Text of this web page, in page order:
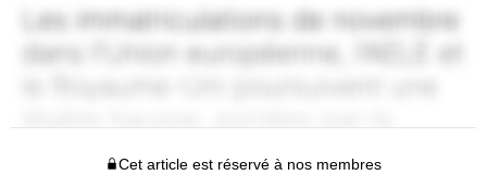
Cet article est réservé à nos membres